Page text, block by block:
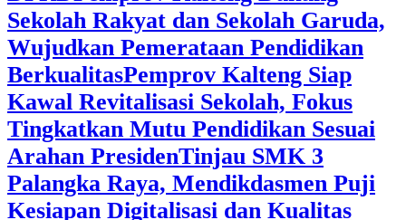
Sekolah Rakyat dan Sekolah Garuda,
Wujudkan Pemerataan Pendidikan
Berkualitas‎Pemprov Kalteng Siap
Kawal Revitalisasi Sekolah, Fokus
Tingkatkan Mutu Pendidikan Sesuai
Arahan Presiden‎Tinjau SMK 3
Palangka Raya, Mendikdasmen Puji
Kesiapan Digitalisasi dan Kualitas